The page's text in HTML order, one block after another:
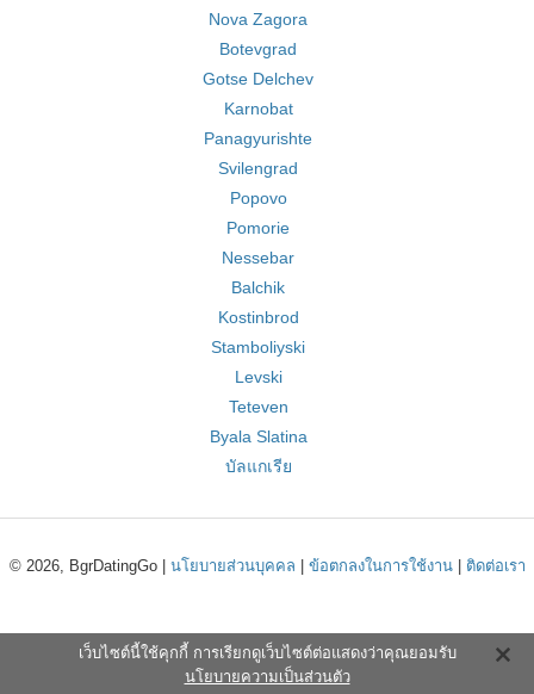
Nova Zagora
Botevgrad
Gotse Delchev
Karnobat
Panagyurishte
Svilengrad
Popovo
Pomorie
Nessebar
Balchik
Kostinbrod
Stamboliyski
Levski
Teteven
Byala Slatina
บัลแกเรีย
© 2026, BgrDatingGo | นโยบายส่วนบุคคล ข้อตกลงในการใช้งาน| ติดต่อเรา
เว็บไซต์นี้ใช้คุกกี้ การเรียกดูเว็บไซต์ต่อแสดงว่าคุณยอมรับ
นโยบายความเป็นส่วนตัว